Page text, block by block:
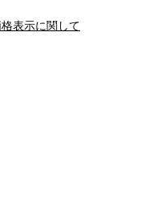
表示に関して